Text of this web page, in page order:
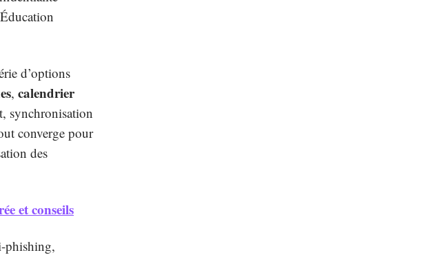
d’options
, calendrier
synchronisation
converge pour
des
et conseils
phishing,